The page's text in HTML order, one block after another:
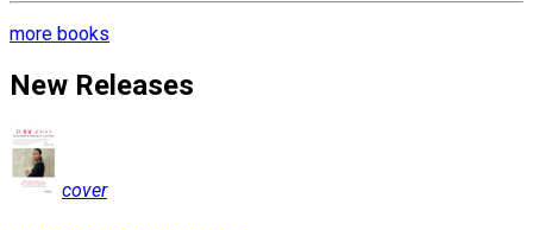
more books
New Releases
cover